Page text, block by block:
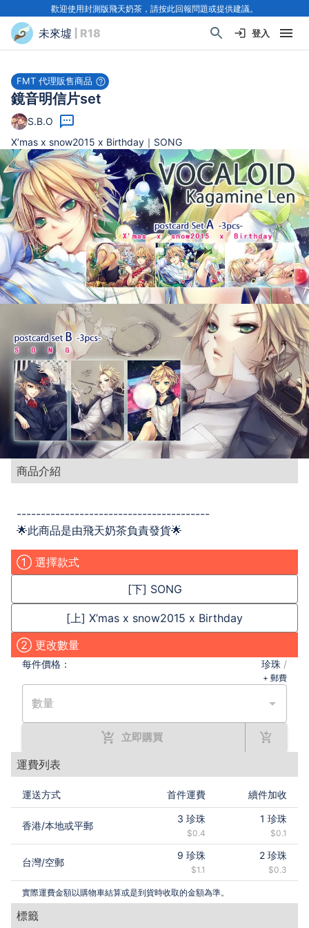
歡迎使用封測版飛天奶茶，請按此回報問題或提供建議。
未來墟 | R18 登入
FMT 代理販售商品
鏡音明信片set
S.B.O
X’mas x snow2015 x Birthday｜SONG
商品介紹
----------------------------------------
🌟此商品是由飛天奶茶負責發貨🌟
① 選擇款式
[下] SONG
[上] X’mas x snow2015 x Birthday
② 更改數量
每件價格： 珍珠 /
+ 郵費
數量
立即購買
運費列表
運送方式 首件運費 續件加收
香港/本地或平郵
3 珍珠
$0.4
1 珍珠
$0.1
台灣/空郵
9 珍珠
$1.1
2 珍珠
$0.3
實際運費金額以購物車結算或是到貨時收取的金額為準。
標籤